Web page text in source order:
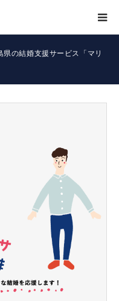
県の結婚支援サービス「マリ